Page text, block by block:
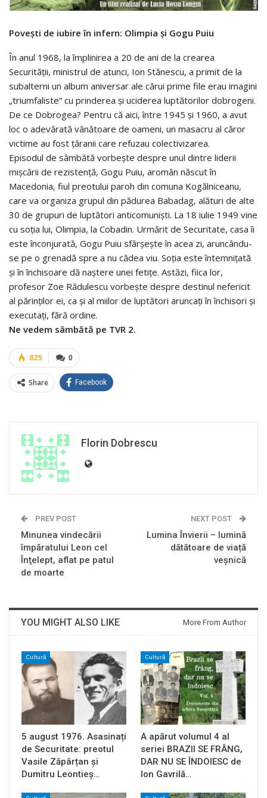
Poveşti de iubire în infern: Olimpia şi Gogu Puiu
În anul 1968, la împlinirea a 20 de ani de la crearea
Securităţii, ministrul de atunci, Ion Stănescu, a primit de la
subalterni un album aniversar ale cărui prime file erau imagini
„triumfaliste“ cu prinderea şi uciderea luptătorilor dobrogeni.
De ce Dobrogea? Pentru că aici, între 1945 şi 1960, a avut
loc o adevărată vânătoare de oameni, un masacru al căror
victime au fost ţăranii care refuzau colectivizarea.
Episodul de sâmbătă vorbeşte despre unul dintre liderii
mişcării de rezistenţă, Gogu Puiu, aromân născut în
Macedonia, fiul preotului paroh din comuna Kogălniceanu,
care va organiza grupul din pădurea Babadag, alături de alte
30 de grupuri de luptători anticomunişti. La 18 iulie 1949 vine
cu soţia lui, Olimpia, la Cobadin. Urmărit de Securitate, casa îi
este înconjurată, Gogu Puiu sfârşeşte în acea zi, aruncându-
se pe o grenadă spre a nu cădea viu. Soţia este întemniţată
şi în închisoare dă naştere unei fetiţe. Astăzi, fiica lor,
profesor Zoe Rădulescu vorbeşte despre destinul nefericit
al părinţilor ei, ca şi al miilor de luptători aruncaţi în închisori şi
executaţi, fără ordine.
Ne vedem sâmbătă pe TVR 2.
0
825
Share Facebook
Florin Dobrescu
PREV POST
Minunea vindecării
împăratului Leon cel
Înţelept, aflat pe patul
de moarte
NEXT POST
Lumina Învierii – lumină
dătătoare de viață
veșnică
YOU MIGHT ALSO LIKE More From Author
Cultură
5 august 1976. Asasinați
de Securitate: preotul
Vasile Zăpârțan și
Dumitru Leontieș…
Cultură
A apărut volumul 4 al
seriei BRAZII SE FRÂNG,
DAR NU SE ÎNDOIESC de
Ion Gavrilă…